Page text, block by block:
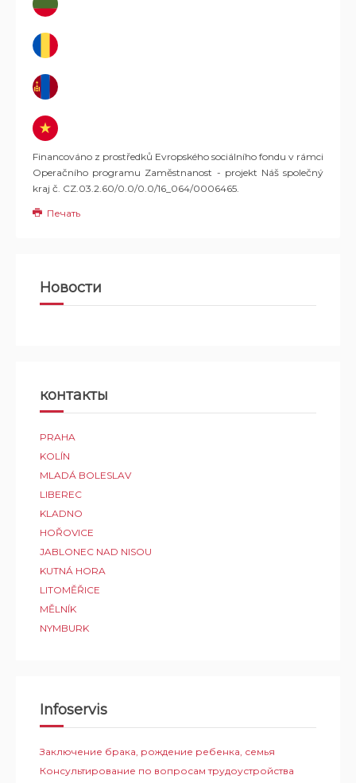
Financováno z prostředků Evropského sociálního fondu v rámci
Operačního programu Zaměstnanost - projekt Náš společný
kraj č. CZ.03.2.60/0.0/0.0/16_064/0006465.
Печать
Новости
контакты
PRAHA
KOLÍN
MLADÁ BOLESLAV
LIBEREC
KLADNO
HOŘOVICE
JABLONEC NAD NISOU
KUTNÁ HORA
LITOMĚŘICE
MĚLNÍK
NYMBURK
Infoservis
Заключение брака, рождение ребенка, семья
Консультирование по вопросам трудоустройства